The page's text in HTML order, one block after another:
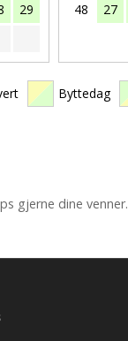
29
48
27
Byttedag
gjerne dine venner.